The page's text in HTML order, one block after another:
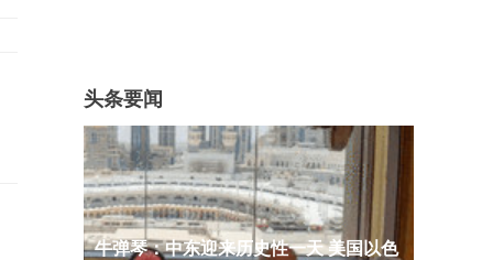
头条要闻
牛弹琴：中东迎来历史性一天 美国以色